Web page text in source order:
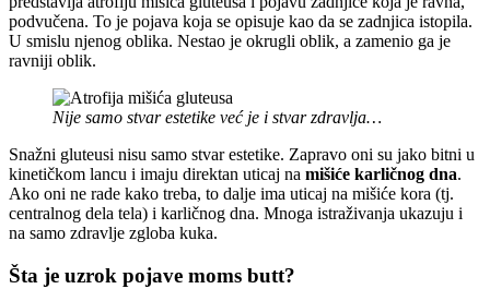
podvučena. To je pojava koja se opisuje kao da se zadnjica istopila.
U smislu njenog oblika. Nestao je okrugli oblik, a zamenio ga je
ravniji oblik.
Nije samo stvar estetike već je i stvar zdravlja…
Snažni gluteusi nisu samo stvar estetike. Zapravo oni su jako bitni u
kinetičkom lancu i imaju direktan uticaj na mišiće karličnog dna.
Ako oni ne rade kako treba, to dalje ima uticaj na mišiće kora (tj.
centralnog dela tela) i karličnog dna. Mnoga istraživanja ukazuju i
na samo zdravlje zgloba kuka.
Šta je uzrok pojave moms butt?